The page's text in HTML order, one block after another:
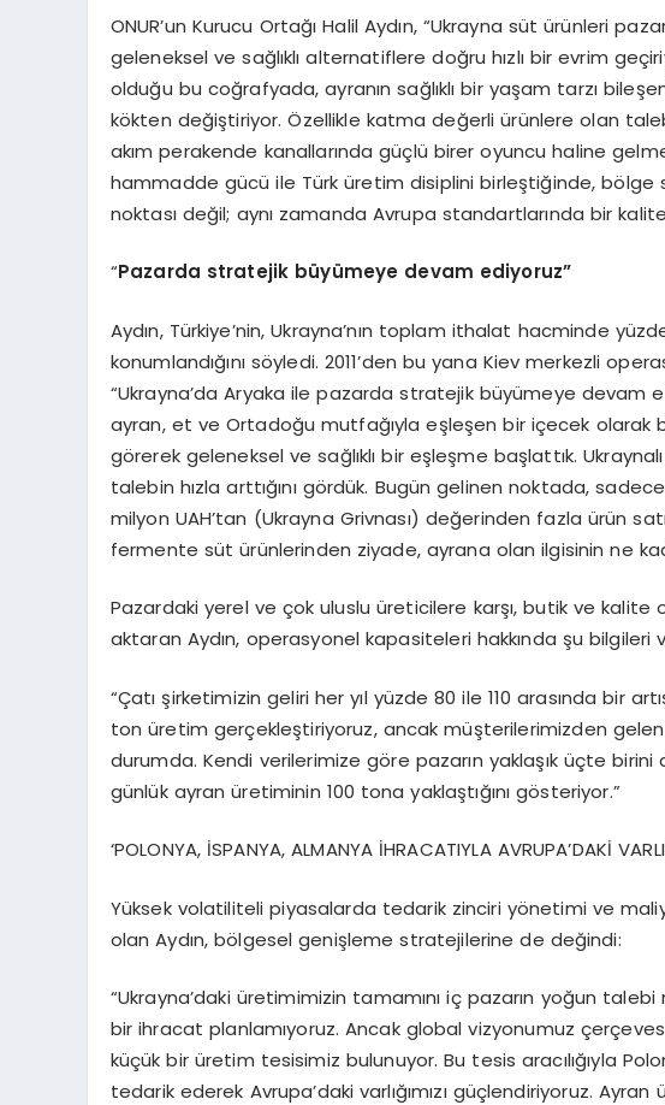
ONUR’un Kurucu Ortağı Halil Aydın, “Ukrayna süt ürünleri
geleneksel ve sağlıklı alternatiflere doğru hızlı bir evrim
olduğu bu coğrafyada, ayranın sağlıklı bir yaşam tarzı
kökten değiştiriyor. Özellikle katma değerli ürünlere olan
akım perakende kanallarında güçlü birer oyuncu haline
hammadde gücü ile Türk üretim disiplini birleştiğinde,
noktası değil; aynı zamanda Avrupa standartlarında bir
“Pazarda stratejik büyümeye devam ediyoruz”
Aydın, Türkiye’nin, Ukrayna’nın toplam ithalat hacminde
konumlandığını söyledi. 2011’den bu yana Kiev merkezli
“Ukrayna’da Aryaka ile pazarda stratejik büyümeye devam
ayran, et ve Ortadoğu mutfağıyla eşleşen bir içecek olarak
görerek geleneksel ve sağlıklı bir eşleşme başlattık.
talebin hızla arttığını gördük. Bugün gelinen noktada,
milyon UAH’tan (Ukrayna Grivnası) değerinden fazla ürün
fermente süt ürünlerinden ziyade, ayrana olan ilgisinin ne
Pazardaki yerel ve çok uluslu üreticilere karşı, butik ve kalite
aktaran Aydın, operasyonel kapasiteleri hakkında şu bilgileri
“Çatı şirketimizin geliri her yıl yüzde 80 ile 110 arasında bir
ton üretim gerçekleştiriyoruz, ancak müşterilerimizden
durumda. Kendi verilerimize göre pazarın yaklaşık üçte
günlük ayran üretiminin 100 tona yaklaştığını gösteriyor.”
‘POLONYA, İSPANYA, ALMANYA İHRACATIYLA AVRUPA’DAKİ
Yüksek volatiliteli piyasalarda tedarik zinciri yönetimi ve
olan Aydın, bölgesel genişleme stratejilerine de değindi:
“Ukrayna’daki üretimimizin tamamını iç pazarın yoğun
bir ihracat planlamıyoruz. Ancak global vizyonumuz
küçük bir üretim tesisimiz bulunuyor. Bu tesis aracılığıyla
tedarik ederek Avrupa’daki varlığımızı güçlendiriyoruz.